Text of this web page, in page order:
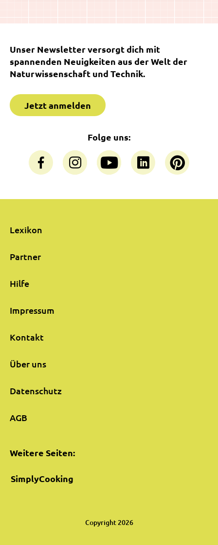
Unser Newsletter versorgt dich mit
spannenden Neuigkeiten aus der Welt der
Naturwissenschaft und Technik.
Jetzt anmelden
Folge uns:
Lexikon
Partner
Hilfe
Impressum
Kontakt
Über uns
Datenschutz
AGB
Weitere Seiten:
SimplyCooking
Copyright 2026